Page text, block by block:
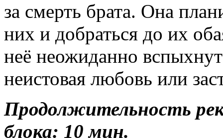
за смерть брата. Она
них и добраться до их
неё неожиданно
неистовая любовь или
Продолжительность
блока: 10 мин.